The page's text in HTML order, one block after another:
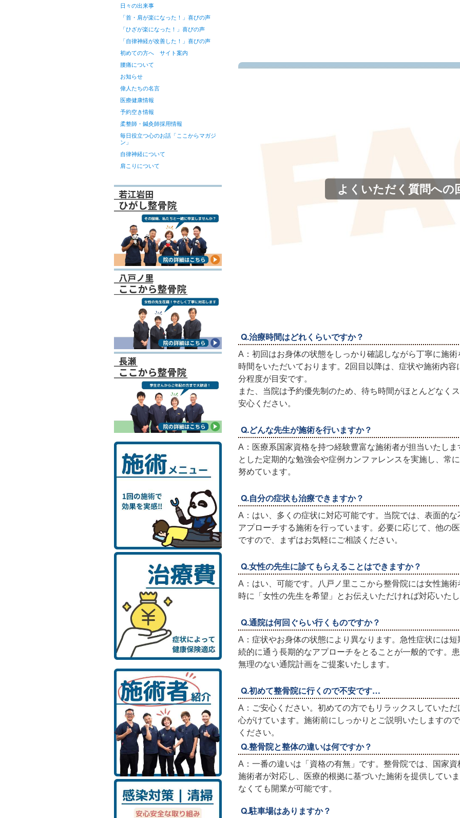
日々の出来事
「首・肩が楽になった！」喜びの声
「ひざが楽になった！」喜びの声
「自律神経が改善した！」喜びの声
初めての方へ サイト案内
腰痛について
お知らせ
偉人たちの名言
医療健康情報
予約空き情報
柔整師・鍼灸師採用情報
毎日役立つ心のお話「ここからマガジ
ン」
自律神経について
肩こりについて
よくいただく質問への
Q.治療時間はどれくらいですか？
A：初回はお身体の状態をしっかり確認しながら丁寧に施
時間をいただいております。2回目以降は、症状や施術内
分程度が目安です。
また、当院は予約優先制のため、待ち時間がほとんどなく
安心ください。
Q.どんな先生が施術を行いますか？
A：医療系国家資格を持つ経験豊富な施術者が担当いたし
とした定期的な勉強会や症例カンファレンスを実施し、常
努めています。
Q.自分の症状も治療できますか？
A：はい、多くの症状に対応可能です。当院では、表面的
アプローチする施術を行っています。必要に応じて、他の
ですので、まずはお気軽にご相談ください。
Q.女性の先生に診てもらえることはできますか？
A：はい、可能です。八戸ノ里ここから整骨院には女性施
時に「女性の先生を希望」とお伝えいただければ対応いた
Q.通院は何回ぐらい行くものですか？
A：症状やお身体の状態により異なります。急性症状には
続的に通う長期的なアプローチをとることが一般的です。
無理のない通院計画をご提案いたします。
Q.初めて整骨院に行くので不安です…
A：ご安心ください。初めての方でもリラックスしていた
心がけています。施術前にしっかりとご説明いたしますの
ください。
Q.整骨院と整体の違いは何ですか？
A：一番の違いは「資格の有無」です。整骨院では、国家
施術者が対応し、医療的根拠に基づいた施術を提供してい
なくても開業が可能です。
Q.駐車場はありますか？